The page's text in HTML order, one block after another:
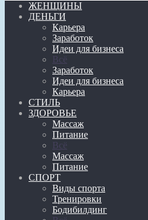
ЖЕНЩИНЫ
ДЕНЬГИ
Карьера
Заработок
Идеи для бизнеса
Всё
Заработок
Идеи для бизнеса
Карьера
СТИЛЬ
ЗДОРОВЬЕ
Массаж
Питание
Всё
Массаж
Питание
СПОРТ
Виды спорта
Тренировки
Бодибилдинг